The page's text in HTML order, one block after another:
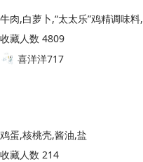
牛肉,白萝卜,“太太乐”鸡精调味
收藏人数 4809
喜洋洋717
鸡蛋,核桃壳,酱油,盐
收藏人数 214